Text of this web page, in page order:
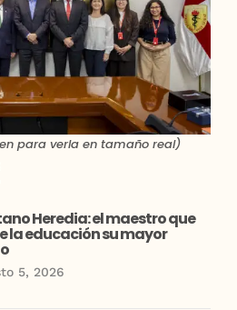
para verla en tamaño real)
Heredia: el maestro que
la educación su mayor
5, 2026